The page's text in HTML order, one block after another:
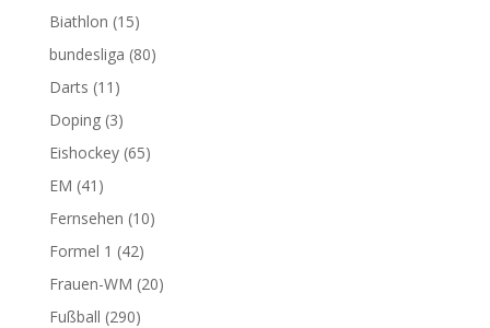
Biathlon (15)
bundesliga (80)
Darts (11)
Doping(3)
Eishockey(65)
EM (41)
Fernsehen (10)
Formel 1 (42)
Frauen-WM (20)
Fußball (290)